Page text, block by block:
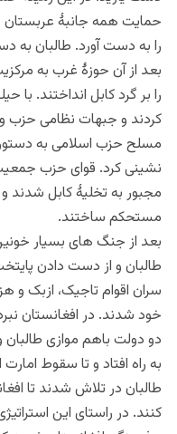
حمایت همه جانبۀ
را به دست آورد. طالبان به
بعد از آن حوزۀ غرب به
را بر گرد کابل انداختند. با
کردند و جبهات نظامی حزب
مسلح حزب اسلامی به
نشینی کرد. قوای حزب
مجبور به تخلیۀ کابل
مستحکم ساختند.
بعد از جنگ های بسیار
طالبان و از دست دادن
سران اقوام تاجیک، ازبک و
خود شدند. در افغانستان
دو دولت باهم موازی
به راه افتاد و تا سقوط
طالبان در تلاش شدند تا
کنند. در راستای این